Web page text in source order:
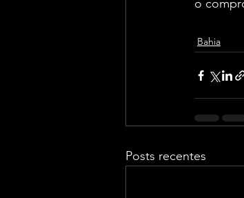
o
Bahia
Posts recentes